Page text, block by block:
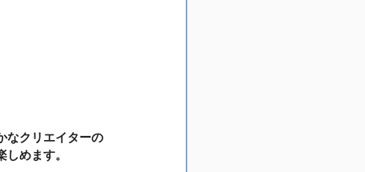
なクリエイターの
めます。